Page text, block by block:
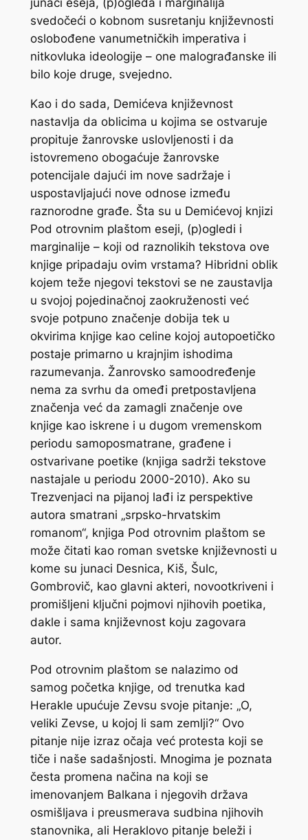
junaci eseja, (p)ogleda i marginalija
svedočeći o kobnom susretanju književnosti
oslobođene vanumetničkih imperativa i
nitkovluka ideologije – one malograđanske ili
bilo koje druge, svejedno.
Kao i do sada, Demićeva književnost
nastavlja da oblicima u kojima se ostvaruje
propituje žanrovske uslovljenosti i da
istovremeno obogaćuje žanrovske
potencijale dajući im nove sadržaje i
uspostavljajući nove odnose između
raznorodne građe. Šta su u Demićevoj knjizi
Pod otrovnim plaštom eseji, (p)ogledi i
marginalije – koji od raznolikih tekstova ove
knjige pripadaju ovim vrstama? Hibridni oblik
kojem teže njegovi tekstovi se ne zaustavlja
u svojoj pojedinačnoj zaokruženosti već
svoje potpuno značenje dobija tek u
okvirima knjige kao celine kojoj autopoetičko
postaje primarno u krajnjim ishodima
razumevanja. Žanrovsko samoodređenje
nema za svrhu da omeđi pretpostavljena
značenja već da zamagli značenje ove
knjige kao iskrene i u dugom vremenskom
periodu samoposmatrane, građene i
ostvarivane poetike (knjiga sadrži tekstove
nastajale u periodu 2000-2010). Ako su
Trezvenjaci na pijanoj lađi iz perspektive
autora smatrani „srpsko-hrvatskim
romanom“, knjiga Pod otrovnim plaštom se
može čitati kao roman svetske književnosti u
kome su junaci Desnica, Kiš, Šulc,
Gombrovič, kao glavni akteri, novootkriveni i
promišljeni ključni pojmovi njihovih poetika,
dakle i sama književnost koju zagovara
autor.
Pod otrovnim plaštom se nalazimo od
samog početka knjige, od trenutka kad
Herakle upućuje Zevsu svoje pitanje: „O,
veliki Zevse, u kojoj li sam zemlji?“ Ovo
pitanje nije izraz očaja već protesta koji se
tiče i naše sadašnjosti. Mnogima je poznata
česta promena načina na koji se
imenovanjem Balkana i njegovih država
osmišljava i preusmerava sudbina njihovih
stanovnika, ali Heraklovo pitanje beleži i